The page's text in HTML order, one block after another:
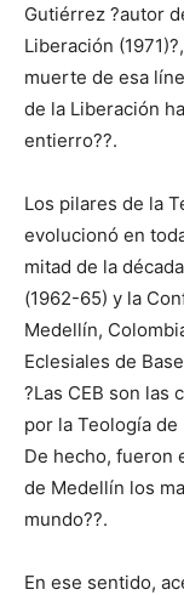
Gutiérrez ?autor
Liberación
muerte de esa
de la Liberación
entierro??.
Los pilares de la
evolucionó en
mitad de la
(1962-65) y la
Medellín,
Eclesiales de
?Las CEB son las
por la Teología
De hecho, fueron
de Medellín los
mundo??.
En ese sentido,